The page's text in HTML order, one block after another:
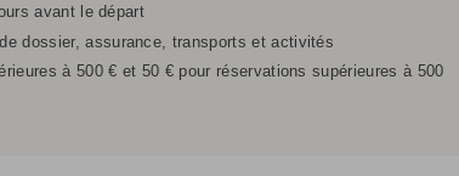
avant le départ
dossier, assurance, transports et activités
à 500 € et 50 € pour réservations supérieures à 500